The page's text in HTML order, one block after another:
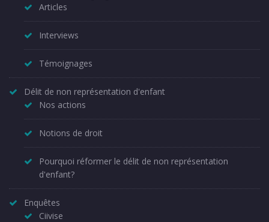
Articles
Interviews
Témoignages
Délit de non représentation d'enfant
Nos actions
Notions de droit
Pourquoi réformer le délit de non représentation
d'enfant?
Enquêtes
Ciivise